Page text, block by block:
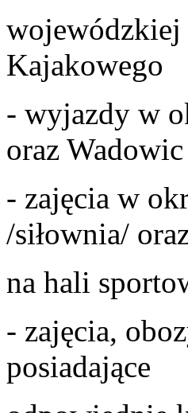
wojewódzkiej
Kajakowego
- wyjazdy w
oraz Wadowic
- zajęcia w
/siłownia/
na hali
- zajęcia,
posiadające